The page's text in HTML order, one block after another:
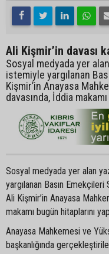
Ali Kişmir’in davası
Sosyal medyada yer
istemiyle yargılanan
Kişmir’in Anayasa
davasında, İddia
Sosyal medyada yer alan
yargılanan Basın Emekçileri
Ali Kişmir’in Anayasa
makamı bugün hitaplarını
Anayasa Mahkemesi ve
başkanlığında